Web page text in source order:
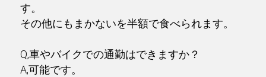
す。
その他にもまかないを半額で食べられます。
Q,車やバイクでの通勤はできますか？
A,可能です。